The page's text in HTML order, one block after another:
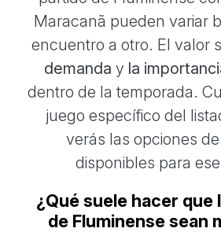
Maracanã pueden variar
encuentro a otro. El valor
demanda y la
dentro de la temporada.
juego específico del
verás las opciones
disponibles para
¿Qué suele hacer que
de Fluminense sean